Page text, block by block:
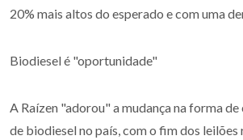
20% mais altos do esperado e com uma
Biodiesel é "oportunidade"
A Raízen "adorou" a mudança na forma
de biodiesel no país, com o fim dos leilões